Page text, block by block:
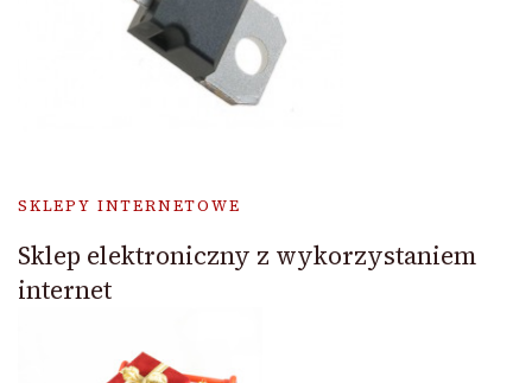
SKLEPY INTERNETOWE
Sklep elektroniczny z wykorzystaniem
internet